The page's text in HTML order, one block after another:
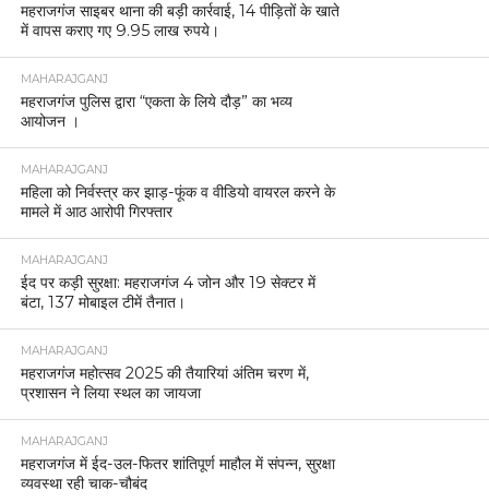
महराजगंज साइबर थाना की बड़ी कार्रवाई, 14 पीड़ितों के खाते
में वापस कराए गए 9.95 लाख रुपये।
MAHARAJGANJ
महराजगंज पुलिस द्वारा “एकता के लिये दौड़” का भव्य
आयोजन ।
MAHARAJGANJ
महिला को निर्वस्त्र कर झाड़-फूंक व वीडियो वायरल करने के
मामले में आठ आरोपी गिरफ्तार
MAHARAJGANJ
ईद पर कड़ी सुरक्षा: महराजगंज 4 जोन और 19 सेक्टर में
बंटा, 137 मोबाइल टीमें तैनात।
MAHARAJGANJ
महराजगंज महोत्सव 2025 की तैयारियां अंतिम चरण में,
प्रशासन ने लिया स्थल का जायजा
MAHARAJGANJ
महराजगंज में ईद-उल-फितर शांतिपूर्ण माहौल में संपन्न, सुरक्षा
व्यवस्था रही चाक-चौबंद